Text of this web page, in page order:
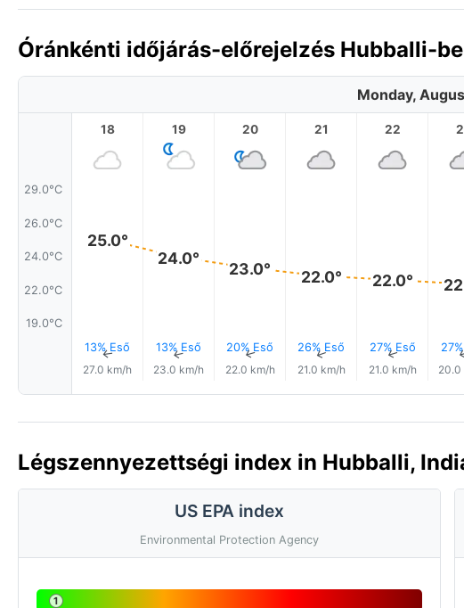
Óránkénti időjárás-előrejelzés Hubballi-
Monday,
29.0°C
26.0°C
24.0°C
22.0°C
19.0°C
18
25.0°
13% Eső
↑
27.0 km/h
19
24.0°
13% Eső
↑
23.0 km/h
20
23.0°
20% Eső
↑
22.0 km/h
21
22.0°
26% Eső
↑
21.0 km/h
22
22.0°
27% Eső
↑
21.0 km/h 20.0
Légszennyezettségi index in Hubballi,
US EPA index
Environmental Protection Agency
1